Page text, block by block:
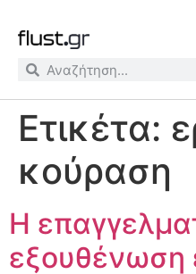
Ετικέτα:
κούραση
Η
εξουθένωση